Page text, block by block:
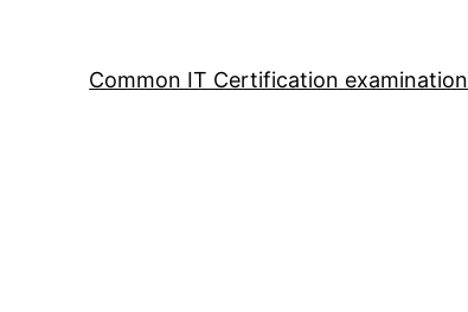
Common IT Certification